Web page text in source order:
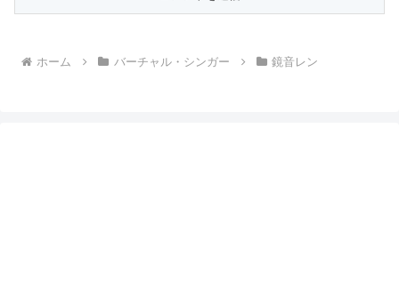
ホーム バーチャル・シンガー 鏡音レン